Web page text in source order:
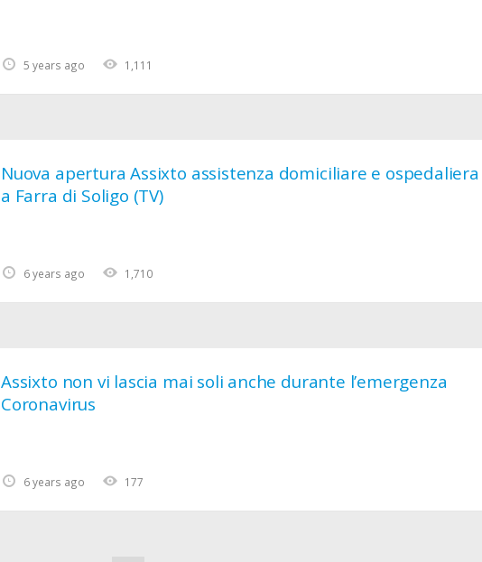
5 years ago 1,111
6 years ago 1,710
Nuova apertura Assixto assistenza domiciliare e ospedaliera
a Farra di Soligo (TV)
6 years ago 177
Assixto non vi lascia mai soli anche durante l’emergenza
Coronavirus